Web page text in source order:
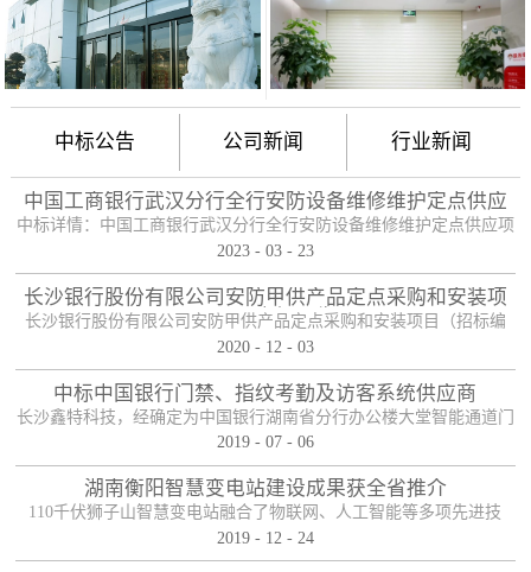
中标公告 公司新闻 行业新闻
中国工商银行武汉分行全行安防设备维修维护定点供应
项目
中标详情：中国工商银行武汉分行全行安防设备维修维护定点供应项
目（项目编号：HBZTH-FW-2022-106），于2023年2月3日以公开招
定贵单位为本项目2包的入围供应商。中标产品：防护舱
2023 - 03 - 23
长沙银行股份有限公司安防甲供产品定点采购和安装项
目——中标公告
长沙银行股份有限公司安防甲供产品定点采购和安装项目（招标编
号：0646-204HNGL500）评标工作已经结束，经评标委员会认真评
的中标人。包一采购内容为：1、甲级木质防火门；2、防尾随联动互
锁安全门；3、自助银行安全防护门；4、甲级防盗安全门（优质
钢）；5、钢化玻璃自动感应门、防砸玻璃自动感应，和电机；6、银
行专用防盗卷帘门（含电机、控...
2020 - 12 - 03
中标中国银行门禁、指纹考勤及访客系统供应商
长沙鑫特科技，经确定为中国银行湖南省分行办公楼大堂智能通道门
禁、指纹考勤、访客系统采购项目供应商。门禁指纹考勤系统
2019 - 07 - 06
湖南衡阳智慧变电站建设成果获全省推介
110千伏狮子山智慧变电站融合了物联网、人工智能等多项先进技
术，是设备侧电力物联网建设在专业领域的最佳实践。”近日，国网
2019 - 12 - 24